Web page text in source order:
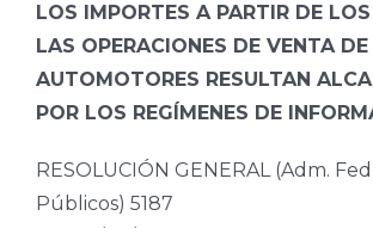
LOS IMPORTES A PARTIR DE
LAS OPERACIONES DE VENTA DE
AUTOMOTORES RESULTAN
POR LOS REGÍMENES DE
RESOLUCIÓN GENERAL (Adm.
Públicos) 5187